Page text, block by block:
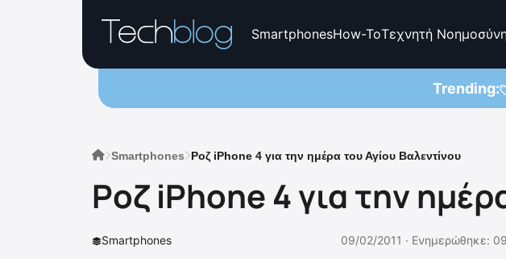
SmartphonesHow-ToΤεχνητή
Trending:
Smartphones Ροζ iPhone 4 για την ημέρα του Αγίου Βαλεντίνου
Ροζ iPhone 4 για την
Smartphones 09/02/2011 · Ενημερώθηκε: